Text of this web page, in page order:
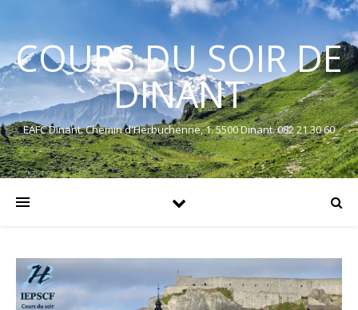
COURS DU SOIR DE
DINANT
EAFC Dinant. Chemin d'Herbuchenne, 1. 5500 Dinant. 082 21 30 60